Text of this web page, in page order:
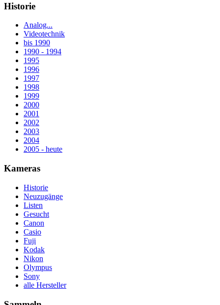
Historie
Analog...
Videotechnik
bis 1990
1990 - 1994
1995
1996
1997
1998
1999
2000
2001
2002
2003
2004
2005 - heute
Kameras
Historie
Neuzugänge
Listen
Gesucht
Canon
Casio
Fuji
Kodak
Nikon
Olympus
Sony
alle Hersteller